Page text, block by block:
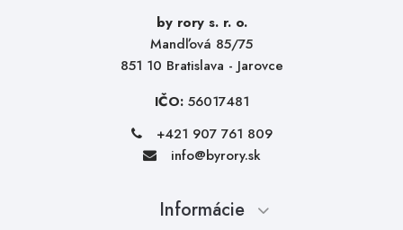
by rory s. r. o.
Mandľová 85/75
851 10 Bratislava - Jarovce
IČO: 56017481
+421 907 761 809
info@byrory.sk
Informácie